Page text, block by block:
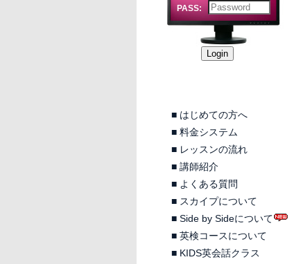
PASS:
■ はじめての方へ
■ 料金システム
■ レッスンの流れ
■ 講師紹介
■ よくある質問
■ スカイプについて
■ Side by Sideについて
■ 英検コースについて
■ KIDS英会話クラス